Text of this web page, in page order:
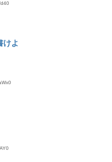
けよ